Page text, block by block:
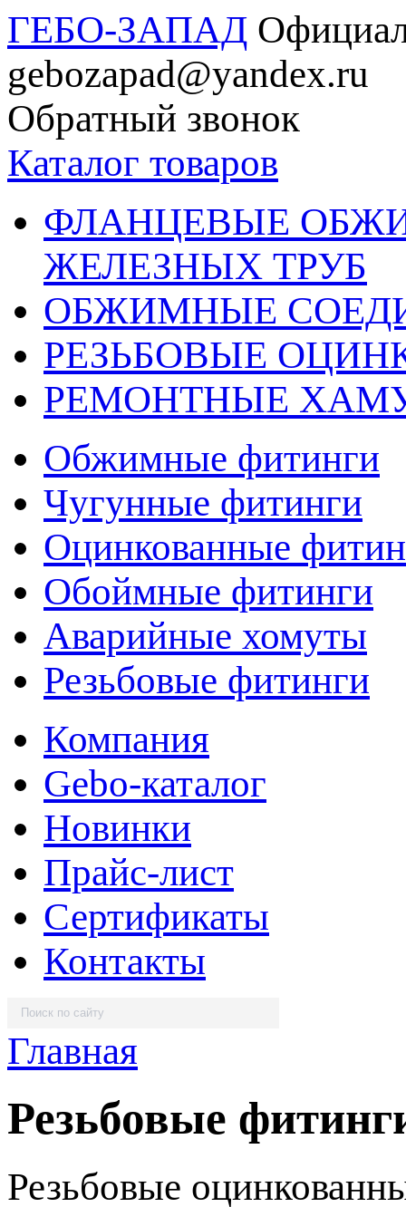
ГЕБО-ЗАПАД
gebozapad@yandex.ru
Обратный звонок
Каталог товаров
ФЛАНЦЕВЫЕ
ЖЕЛЕЗНЫХ ТРУБ
ОБЖИМНЫЕ
РЕЗЬБОВЫЕ
РЕМОНТНЫЕ
Обжимные фитинги
Чугунные фитинги
Оцинкованные
Обоймные фитинги
Аварийные хомуты
Резьбовые фитинги
Компания
Gebo-каталог
Новинки
Прайс-лист
Сертификаты
Контакты
Главная
Резьбовые
Резьбовые